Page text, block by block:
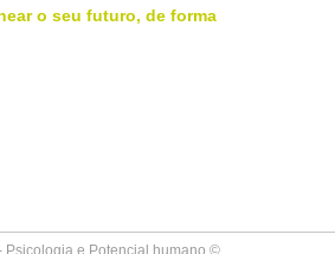
o seu futuro, de forma
Psicologia e Potencial humano ©